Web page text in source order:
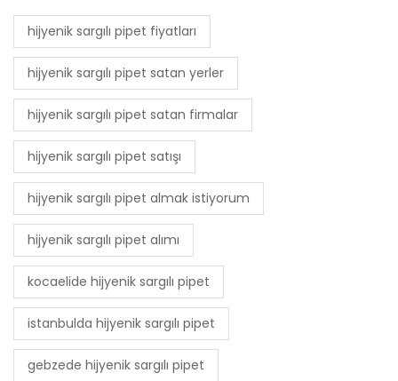
hijyenik sargılı pipet fiyatları
hijyenik sargılı pipet satan yerler
hijyenik sargılı pipet satan firmalar
hijyenik sargılı pipet satışı
hijyenik sargılı pipet almak istiyorum
hijyenik sargılı pipet alımı
kocaelide hijyenik sargılı pipet
istanbulda hijyenik sargılı pipet
gebzede hijyenik sargılı pipet